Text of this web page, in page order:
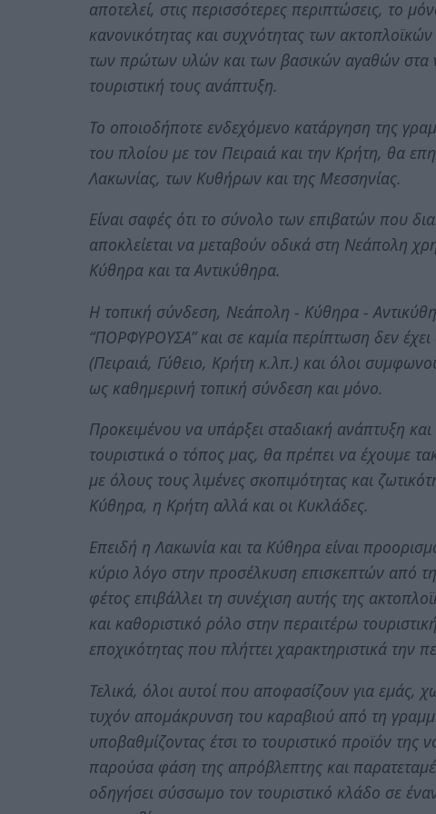
αποτελεί, στις περισσότερες περιπτώσεις, το
κανονικότητας και συχνότητας των
των πρώτων υλών και των βασικών αγαθών στα
τουριστική τους ανάπτυξη.
Το οποιοδήποτε ενδεχόμενο κατάργηση της
του πλοίου με τον Πειραιά και την Κρήτη, θα
Λακωνίας, των Κυθήρων και της Μεσσηνίας.
Είναι σαφές ότι το σύνολο των επιβατών που
αποκλείεται να μεταβούν οδικά στη Νεάπολη
Κύθηρα και τα Αντικύθηρα.
Η τοπική σύνδεση, Νεάπολη - Κύθηρα -
“ΠΟΡΦΥΡΟΥΣΑ” και σε καμία περίπτωση δεν
(Πειραιά, Γύθειο, Κρήτη κ.λπ.) και όλοι
ως καθημερινή τοπική σύνδεση και μόνο.
Προκειμένου να υπάρξει σταδιακή ανάπτυξη
τουριστικά ο τόπος μας, θα πρέπει να έχουμε
με όλους τους λιμένες σκοπιμότητας και
Κύθηρα, η Κρήτη αλλά και οι Κυκλάδες.
Επειδή η Λακωνία και τα Κύθηρα είναι
κύριο λόγο στην προσέλκυση επισκεπτών από
φέτος επιβάλλει τη συνέχιση αυτής της
και καθοριστικό ρόλο στην περαιτέρω
εποχικότητας που πλήττει χαρακτηριστικά την
Τελικά, όλοι αυτοί που αποφασίζουν για εμάς,
τυχόν απομάκρυνση του καραβιού από τη
υποβαθμίζοντας έτσι το τουριστικό προϊόν
παρούσα φάση της απρόβλεπτης και
οδηγήσει σύσσωμο τον τουριστικό κλάδο σε